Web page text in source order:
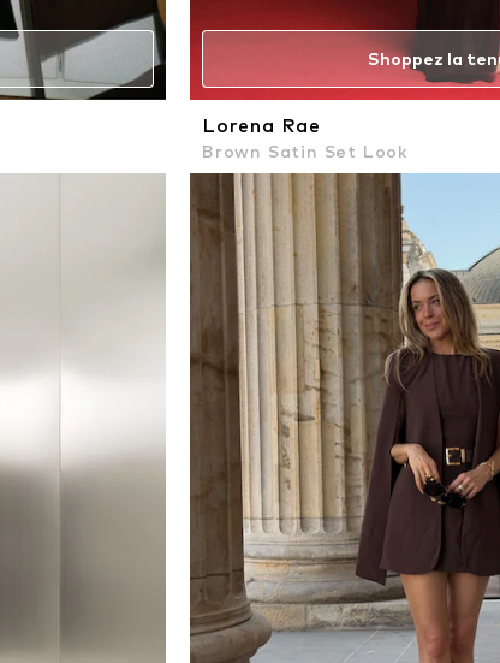
Shoppez la
Lorena Rae
Brown Satin Set Look